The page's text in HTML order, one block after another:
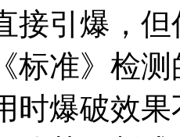
接引爆，
标准》检
时爆破效